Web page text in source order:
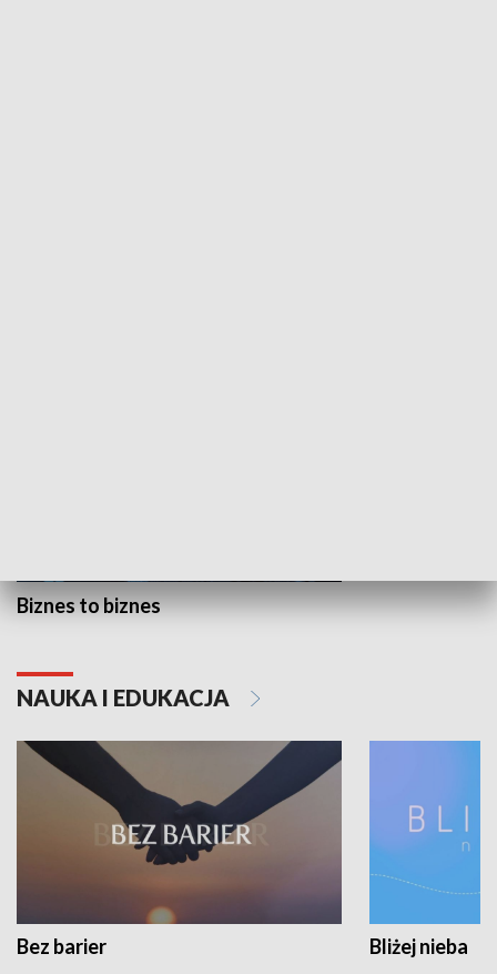
Biznes to biznes
NAUKA I EDUKACJA
Bez barier Bliżej nieba